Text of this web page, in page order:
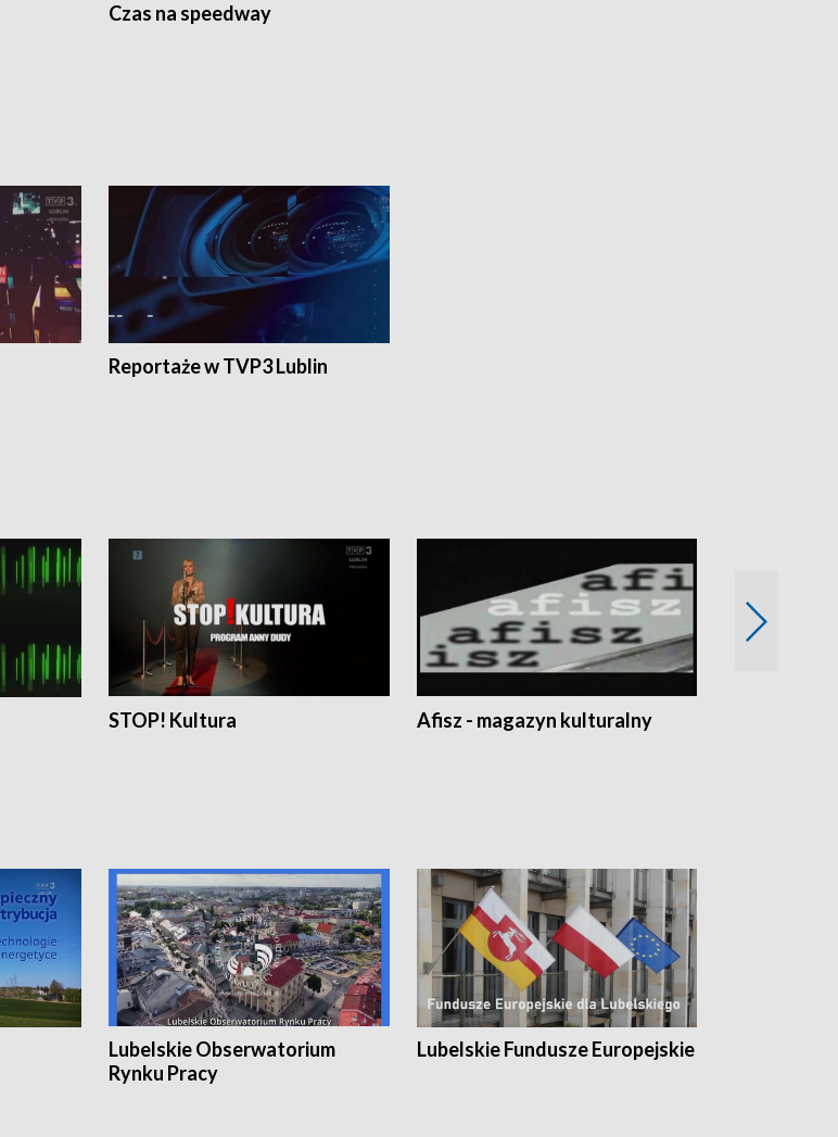
Czas na speedway
Reportaże w TVP3 Lublin
STOP! Kultura Afisz - magazyn kulturalny
Lubelskie Obserwatorium
Rynku Pracy
Lubelskie Fundusze Europejskie